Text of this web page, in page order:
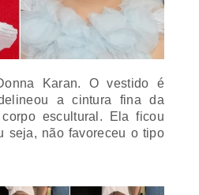
a cintura fina da
escultural. Ela ficou
seja, não favoreceu o tipo